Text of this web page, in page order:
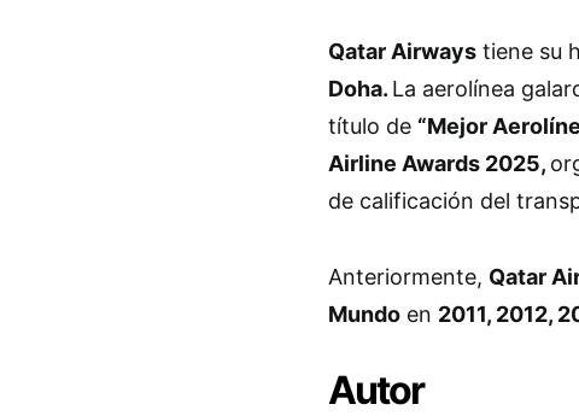
Qatar Airways tiene su
Doha. La aerolínea
título de “Mejor
Airline Awards 2025,
de calificación del
Anteriormente, Qatar
Mundo en 2011, 2012,
Autor